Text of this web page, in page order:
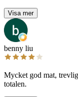
Visa mer
benny liu
Mycket god mat,
totalen.